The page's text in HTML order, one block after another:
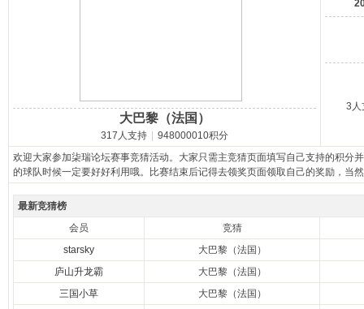
大巴黎（法国）
317人支持 948000010积分
3人
欢迎大家参加柒瑞论坛赛事竞猜活动。大家只需主竞猜页面填写自己支持的积
的球队时候一定要好好利用哦。比赛结束后记得去领奖页面领取自己的奖励，当
最新竞猜榜
会员
竞猜
starsky
大巴黎（法国）
庐山升龙霸
大巴黎（法国）
三国小草
大巴黎（法国）